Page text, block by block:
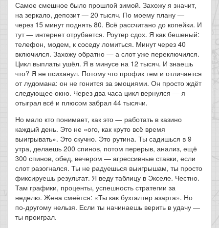
Самое смешное было прошлой зимой. Захожу я значит,
на зеркало, депозит — 20 тысяч. По моему плану —
через 15 минут поднять 80. Всё рассчитано до копейки. И
тут — интернет отрубается. Роутер сдох. Я как бешеный:
телефон, модем, к соседу ломиться. Минут через 40
включился. Захожу обратно — а слот уже переключился.
Цикл выплаты ушёл. Я в минусе на 12 тысяч. И знаешь
что? Я не психанул. Потому что профик тем и отличается
от лудомана: он не гонится за эмоциями. Он просто ждёт
следующее окно. Через два часа цикл вернулся — я
отыграл всё и плюсом забрал 44 тысячи.
Но мало кто понимает, как это — работать в казино
каждый день. Это не «ого, как круто всё время
выигрывать». Это скучно. Это рутина. Ты садишься в 9
утра, делаешь 200 спинов, потом перерыв, анализ, ещё
300 спинов, обед, вечером — агрессивные ставки, если
слот разогнался. Ты не радуешься выигрышам, ты просто
фиксируешь результат. Я веду таблицу в Экселе. Честно.
Там графики, проценты, успешность стратегии за
неделю. Жена смеётся: «Ты как бухгалтер азарта». Но
по-другому нельзя. Если ты начинаешь верить в удачу —
ты проиграл.